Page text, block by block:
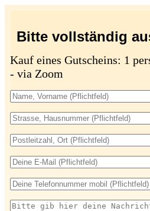
Bitte vollständig
Kauf eines Gutscheins: 1
- via Zoom